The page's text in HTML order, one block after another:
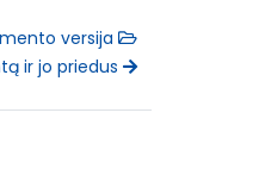
versija
ir jo priedus